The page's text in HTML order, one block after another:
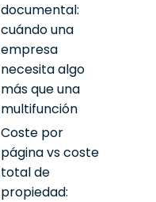
documental:
cuándo una
empresa
necesita algo
más que una
multifunción
Coste por
página vs coste
total de
propiedad: